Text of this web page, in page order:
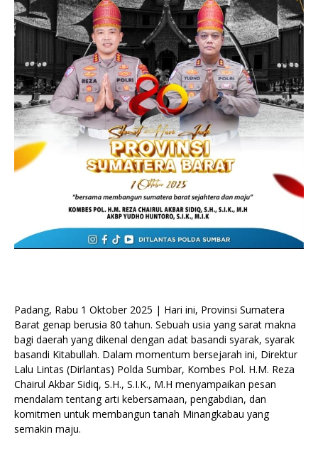
Padang, Rabu 1 Oktober 2025 | Hari ini, Provinsi Sumatera
Barat genap berusia 80 tahun. Sebuah usia yang sarat makna
bagi daerah yang dikenal dengan adat basandi syarak, syarak
basandi Kitabullah. Dalam momentum bersejarah ini, Direktur
Lalu Lintas (Dirlantas) Polda Sumbar, Kombes Pol. H.M. Reza
Chairul Akbar Sidiq, S.H., S.I.K., M.H menyampaikan pesan
mendalam tentang arti kebersamaan, pengabdian, dan
komitmen untuk membangun tanah Minangkabau yang
semakin maju.